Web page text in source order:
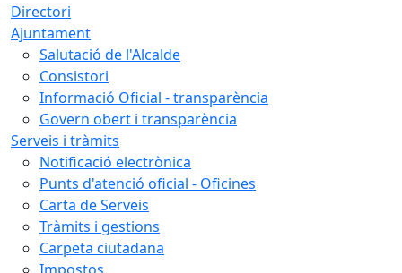
Directori
Ajuntament
Salutació de l'Alcalde
Consistori
Informació Oficial - transparència
Govern obert i transparència
Serveis i tràmits
Notificació electrònica
Punts d'atenció oficial - Oficines
Carta de Serveis
Tràmits i gestions
Carpeta ciutadana